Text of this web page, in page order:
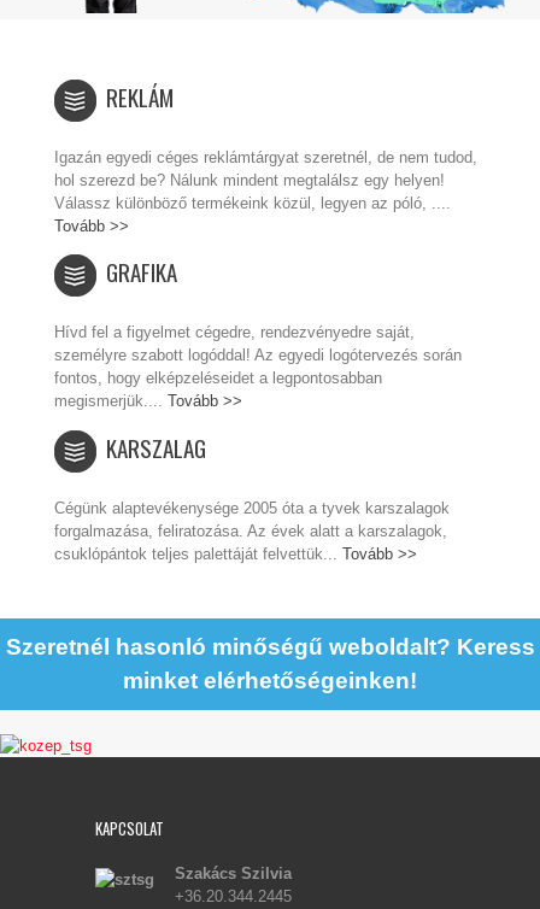
REKLÁM
Igazán egyedi céges reklámtárgyat szeretnél, de nem tudod,
hol szerezd be? Nálunk mindent megtalálsz egy helyen!
Válassz különböző termékeink közül, legyen az póló, ....
Tovább >>
GRAFIKA
Hívd fel a figyelmet cégedre, rendezvényedre saját,
személyre szabott logóddal! Az egyedi logótervezés során
fontos, hogy elképzeléseidet a legpontosabban
megismerjük.... Tovább >>
KARSZALAG
Cégünk alaptevékenysége 2005 óta a tyvek karszalagok
forgalmazása, feliratozása. Az évek alatt a karszalagok,
csuklópántok teljes palettáját felvettük... Tovább >>
Szeretnél hasonló minőségű weboldalt? Keress
minket elérhetőségeinken!
KAPCSOLAT
Szakács Szilvia
+36.20.344.2445